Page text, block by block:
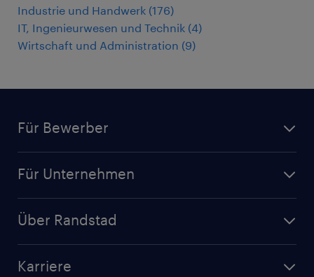
Industrie und Handwerk (176)
IT, Ingenieurwesen und Technik (4)
Wirtschaft und Administration (9)
Für Bewerber
Initiativbewerbung
Randstad Akademie
Für Unternehmen
Über Randstad
Karriere